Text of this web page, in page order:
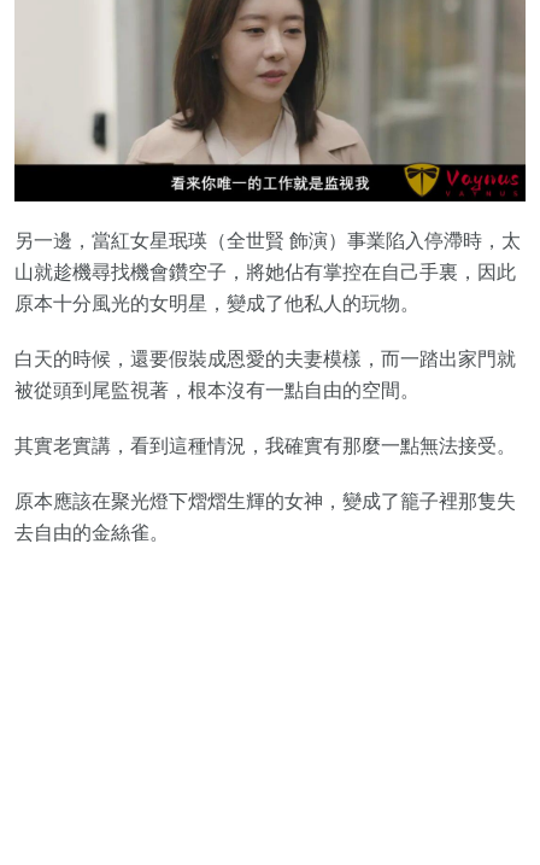
另一邊，當紅女星珉瑛（全世賢 飾演）事業陷入停滯時，太
山就趁機尋找機會鑽空子，將她佔有掌控在自己手裏，因此
原本十分風光的女明星，變成了他私人的玩物。
白天的時候，還要假裝成恩愛的夫妻模樣，而一踏出家門就
被從頭到尾監視著，根本沒有一點自由的空間。
其實老實講，看到這種情況，我確實有那麼一點無法接受。
原本應該在聚光燈下熠熠生輝的女神，變成了籠子裡那隻失
去自由的金絲雀。